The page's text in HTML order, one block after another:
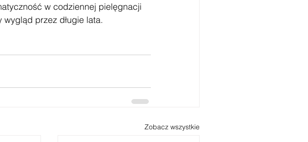
w codziennej pielęgnacji
wygląd przez długie lata.
Zobacz wszystkie